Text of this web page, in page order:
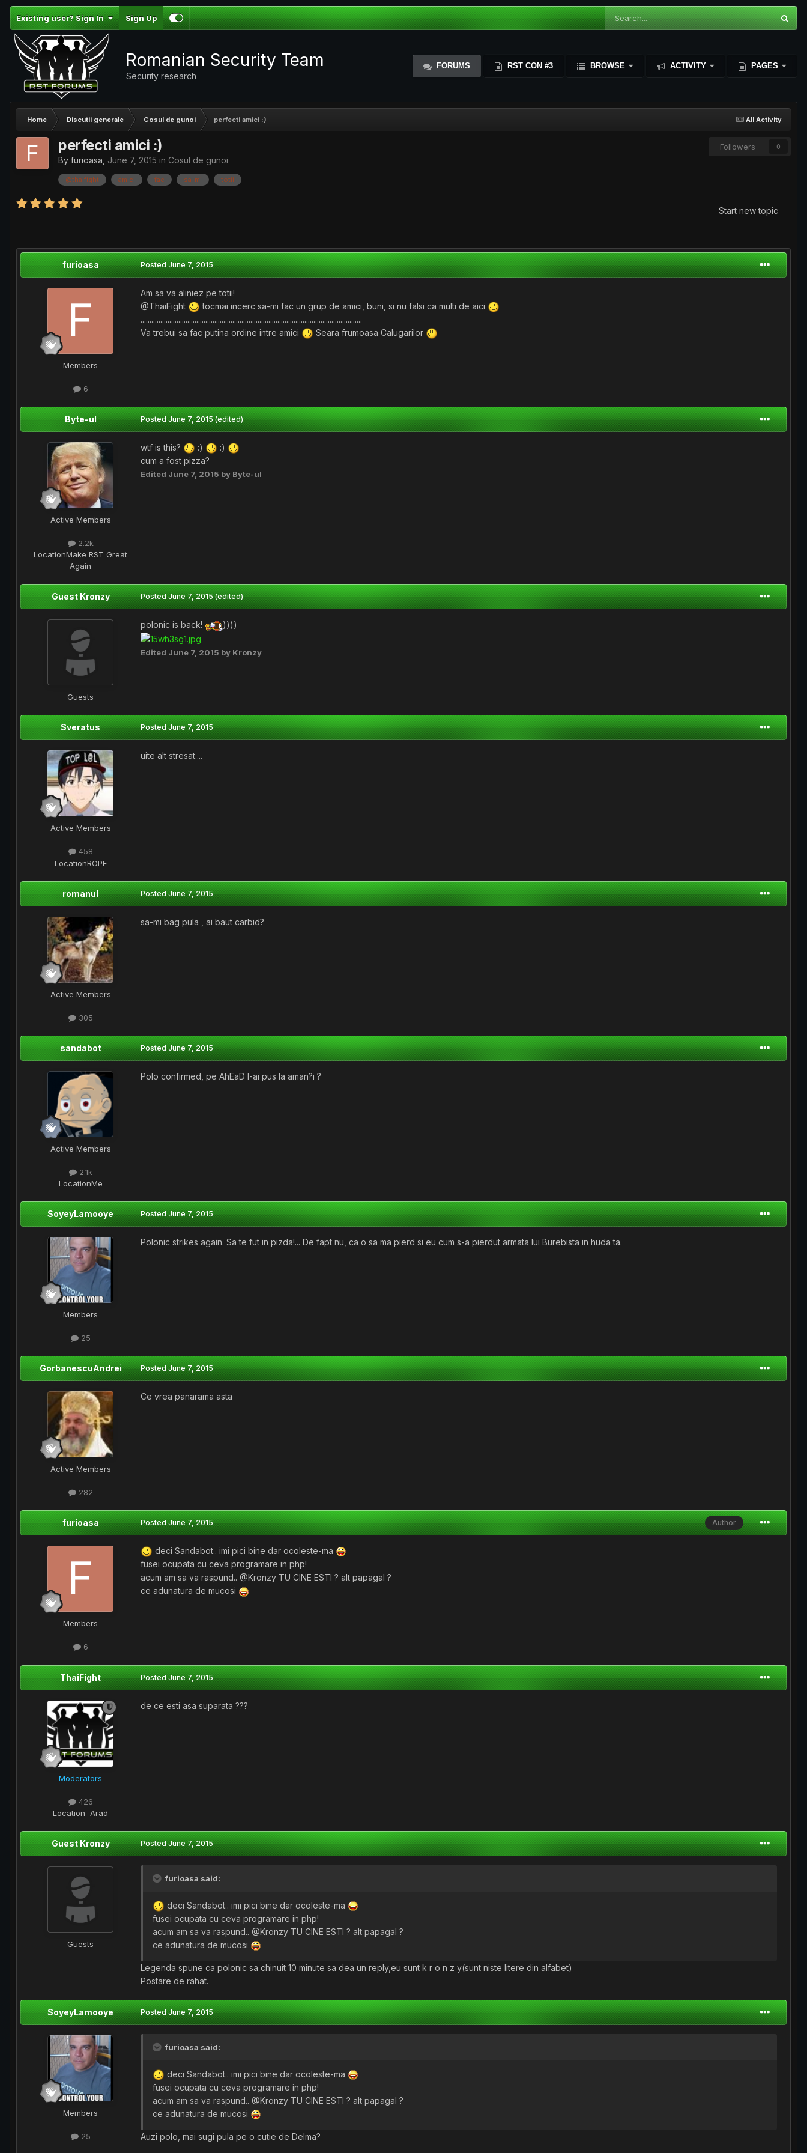
Existing user? Sign In Sign Up
Romanian Security Team
Security research
FORUMS RST CON #3 BROWSE ACTIVITY PAGES
All Activity
Home Discutii generale Cosul de gunoi perfecti amici :)
Followers 0
perfecti amici :)
By furioasa June 7, 2015 in Cosul de gunoi
@thaifight amici fac sa-mi totii
Start new topic
furioasa
Members
6
PostedJune 7, 2015
Am sa va aliniez pe totii!
@ThaiFight
tocmai incerc sa-mi fac un grup de amici, buni, si nu falsi ca multi de aici
...........................................................................................................................
Va trebui sa fac putina ordine intre amici
Seara frumoasa Calugarilor
Byte-ul
Active Members
2.2k
LocationMake RST Great
Again
PostedJune 7, 2015 (edited)
wtf is this? :)
:)
cum a fost pizza?
Edited June 7, 2015 by Byte-ul
Guest Kronzy
Guests
PostedJune 7, 2015 (edited)
polonic is back! ))))
Edited June 7, 2015 by Kronzy
Sveratus
Active Members
458
LocationROPE
PostedJune 7, 2015
uite alt stresat....
romanul
Active Members
305
PostedJune 7, 2015
sa-mi bag pula , ai baut carbid?
sandabot
Active Members
2.1k
LocationMe
PostedJune 7, 2015
Polo confirmed, pe AhEaD l-ai pus la aman?i ?
SoyeyLamooye
Members
25
PostedJune 7, 2015
Polonic strikes again. Sa te fut in pizda!... De fapt nu, ca o sa ma pierd si eu cum s-a pierdut armata lui Burebista in huda ta.
GorbanescuAndrei
Active Members
282
PostedJune 7, 2015
Ce vrea panarama asta
furioasa
Members
6
Author
PostedJune 7, 2015
deci Sandabot.. imi pici bine dar ocoleste-ma
fusei ocupata cu ceva programare in php!
acum am sa va raspund.. @Kronzy TU CINE ESTI ? alt papagal ?
ce adunatura de mucosi
ThaiFight
Moderators
426
Location Arad
PostedJune 7, 2015
de ce esti asa suparata ???
Guest Kronzy
Guests
PostedJune 7, 2015
furioasa said:
deci Sandabot.. imi pici bine dar ocoleste-ma
fusei ocupata cu ceva programare in php!
acum am sa va raspund.. @Kronzy TU CINE ESTI ? alt papagal ?
ce adunatura de mucosi
Legenda spune ca polonic sa chinuit 10 minute sa dea un reply,eu sunt k r o n z y(sunt niste litere din alfabet)
Postare de rahat.
SoyeyLamooye
Members
25
PostedJune 7, 2015
furioasa said:
deci Sandabot.. imi pici bine dar ocoleste-ma
fusei ocupata cu ceva programare in php!
acum am sa va raspund.. @Kronzy TU CINE ESTI ? alt papagal ?
ce adunatura de mucosi
Auzi polo, mai sugi pula pe o cutie de Delma?